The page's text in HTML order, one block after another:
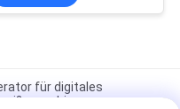
für digitales